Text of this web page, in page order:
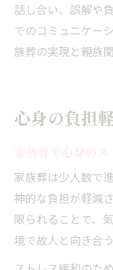
話し合い、誤解や
でのコミュニケー
族葬の実現と親族
心身の負担
家族葬は少人数で
神的な負担が軽減
限られることで、
境で故人と向き合